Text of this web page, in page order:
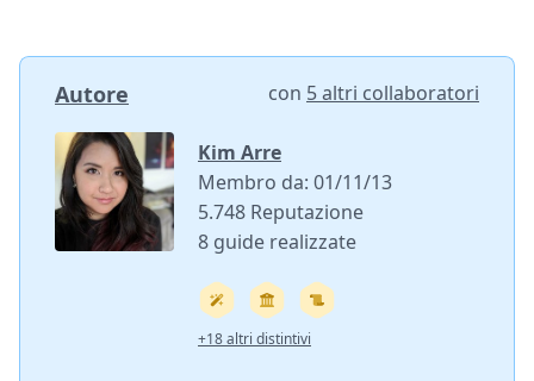
Autore con 5 altri collaboratori
Kim Arre
Membro da: 01/11/13
5.748 Reputazione
8 guide realizzate
+18 altri distintivi